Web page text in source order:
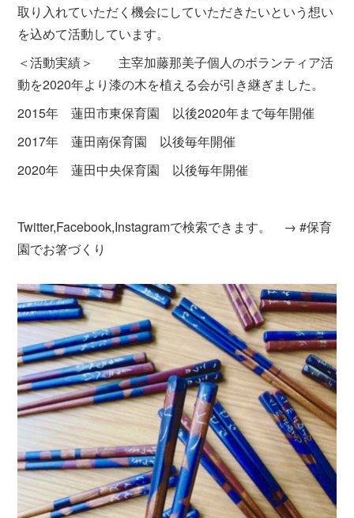
取り入れていただく機会にしていただきたいという想い
を込めて活動しています。
＜活動実績＞ 主宰加藤那美子個人のボランティア活
動を2020年より漆の木を植える会が引き継ぎました。
2015年 蓮田市東保育園 以後2020年まで毎年開催
2017年 蓮田南保育園 以後毎年開催
2020年 蓮田中央保育園 以後毎年開催
Twitter,Facebook,Instagramで検索できます。 → #保育
園でお箸づくり